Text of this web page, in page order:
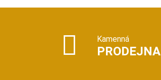
Kamenná
PRODEJNA